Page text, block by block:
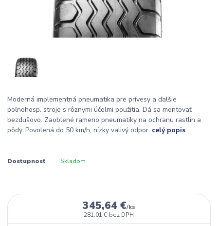
Moderná implementná pneumatika pre prívesy a ďalšie
poľnohosp. stroje s rôznymi účelmi použitia. Dá sa montovať
bezdušovo. Zaoblené rameno pneumatiky na ochranu rastlín a
pôdy. Povolená do 50 km/h, nízky valivý odpor. celý popis
Dostupnosť Skladom
345,64 €/ks
281,01 € bez DPH